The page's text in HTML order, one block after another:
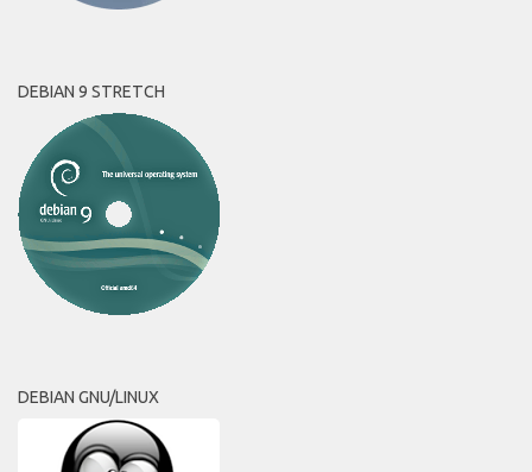
DEBIAN 9 STRETCH
DEBIAN GNU/LINUX